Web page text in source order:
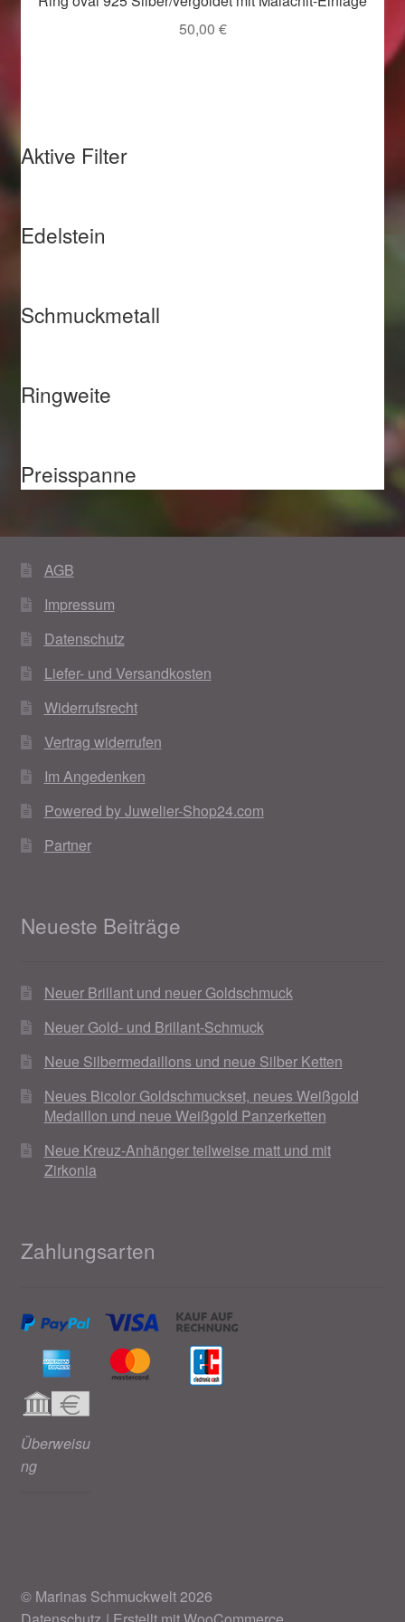
Weihnachtsangebote 201950,00 €
Aktive Filter
Edelstein
Schmuckmetall
Ringweite
Preisspanne
AGB
Impressum
Datenschutz
Liefer- und Versandkosten
Widerrufsrecht
Vertrag widerrufen
Im Angedenken
Powered by Juwelier-Shop24.com
Partner
Neueste Beiträge
Neuer Brillant und neuer Goldschmuck
Neuer Gold- und Brillant-Schmuck
Neue Silbermedaillons und neue Silber Ketten
Neues Bicolor Goldschmuckset, neues Weißgold
Medaillon und neue Weißgold Panzerketten
Neue Kreuz-Anhänger teilweise matt und mit
Zirkonia
Zahlungsarten
Überweisu
ng
© Marinas Schmuckwelt 2026